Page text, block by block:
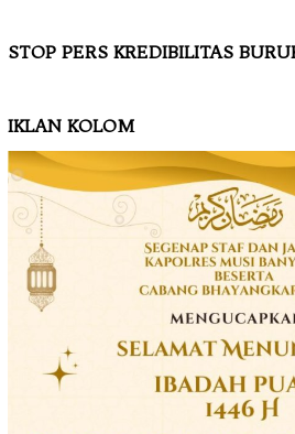
STOP PERS KREDIBILITAS
IKLAN KOLOM